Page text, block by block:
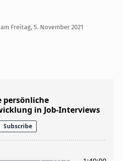
am Freitag, 5. November 2021